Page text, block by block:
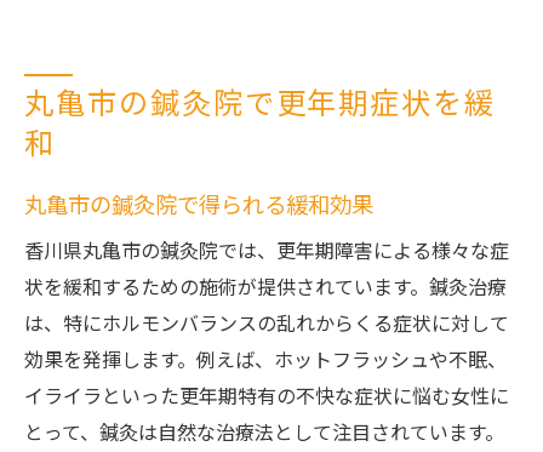
丸亀市の鍼灸院で更年期症状を緩
和
丸亀市の鍼灸院で得られる緩和効果
香川県丸亀市の鍼灸院では、更年期障害による様々な症
状を緩和するための施術が提供されています。鍼灸治療
は、特にホルモンバランスの乱れからくる症状に対して
効果を発揮します。例えば、ホットフラッシュや不眠、
イライラといった更年期特有の不快な症状に悩む女性に
とって、鍼灸は自然な治療法として注目されています。